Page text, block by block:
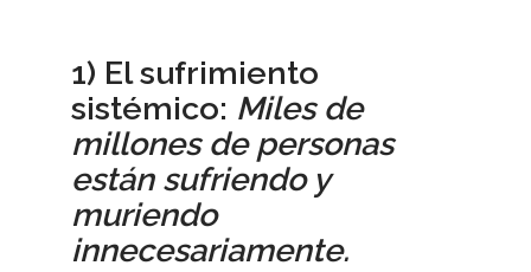
1) El sufrimiento
sistémico: Miles de
millones de personas
están sufriendo y
muriendo
innecesariamente.